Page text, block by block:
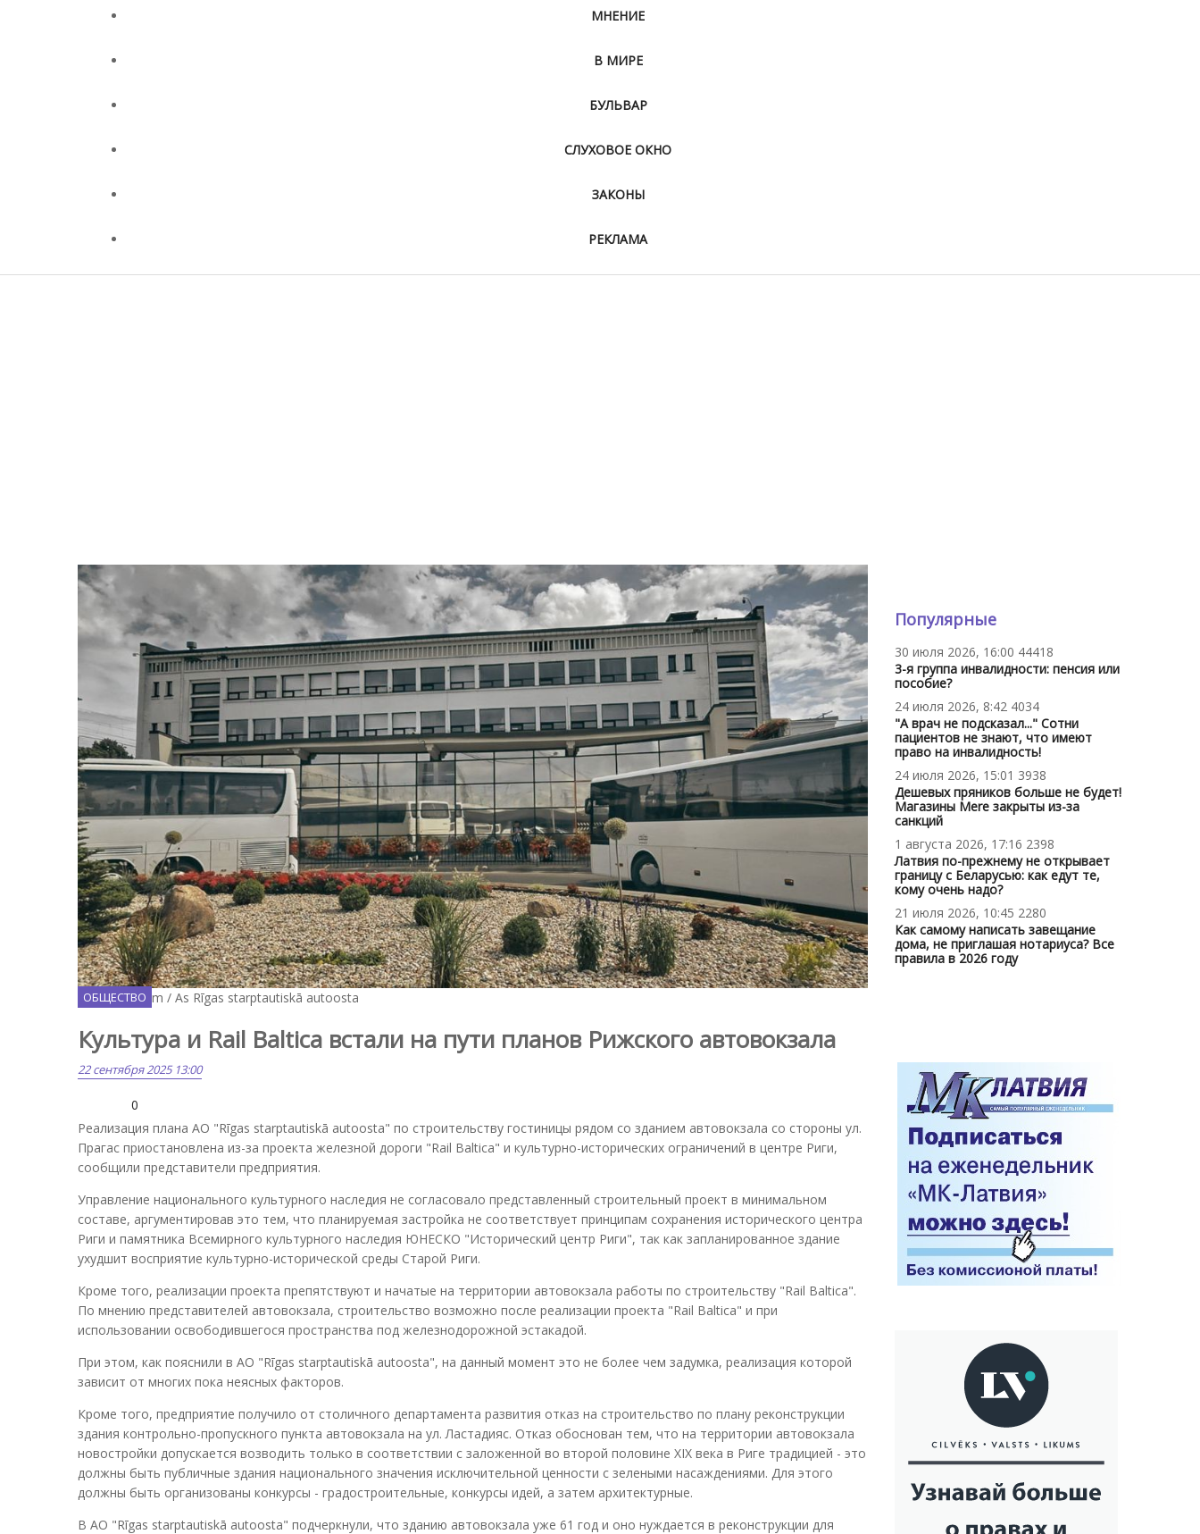
МНЕНИЕ
В МИРЕ
БУЛЬВАР
СЛУХОВОЕ ОКНО
ЗАКОНЫ
РЕКЛАМА
Facebook.com / As Rīgas starptautiskā autoosta
ОБЩЕСТВО
Культура и Rail Baltica встали на пути планов Рижского автовокзала
22 сентября 2025 13:00
0
Реализация плана АО "Rīgas starptautiskā autoosta" по строительству гостиницы рядом со зданием автовокзала со стороны ул.
Прагас приостановлена из-за проекта железной дороги "Rail Baltica" и культурно-исторических ограничений в центре Риги,
сообщили представители предприятия.
Управление национального культурного наследия не согласовало представленный строительный проект в минимальном
составе, аргументировав это тем, что планируемая застройка не соответствует принципам сохранения исторического центра
Риги и памятника Всемирного культурного наследия ЮНЕСКО "Исторический центр Риги", так как запланированное здание
ухудшит восприятие культурно-исторической среды Старой Риги.
Кроме того, реализации проекта препятствуют и начатые на территории автовокзала работы по строительству "Rail Baltica".
По мнению представителей автовокзала, строительство возможно после реализации проекта "Rail Baltica" и при
использовании освободившегося пространства под железнодорожной эстакадой.
При этом, как пояснили в АО "Rīgas starptautiskā autoosta", на данный момент это не более чем задумка, реализация которой
зависит от многих пока неясных факторов.
Кроме того, предприятие получило от столичного департамента развития отказ на строительство по плану реконструкции
здания контрольно-пропускного пункта автовокзала на ул. Ластадияс. Отказ обоснован тем, что на территории автовокзала
новостройки допускается возводить только в соответствии с заложенной во второй половине XIX века в Риге традицией - это
должны быть публичные здания национального значения исключительной ценности с зелеными насаждениями. Для этого
должны быть организованы конкурсы - градостроительные, конкурсы идей, а затем архитектурные.
В АО "Rīgas starptautiskā autoosta" подчеркнули, что зданию автовокзала уже 61 год и оно нуждается в реконструкции для
Популярные
30 июля 2026, 16:00 44418
3-я группа инвалидности: пенсия или
пособие?
24 июля 2026, 8:42 4034
"А врач не подсказал..." Сотни
пациентов не знают, что имеют
право на инвалидность!
24 июля 2026, 15:01 3938
Дешевых пряников больше не будет!
Магазины Mere закрыты из-за
санкций
1 августа 2026, 17:16 2398
Латвия по-прежнему не открывает
границу с Беларусью: как едут те,
кому очень надо?
21 июля 2026, 10:45 2280
Как самому написать завещание
дома, не приглашая нотариуса? Все
правила в 2026 году